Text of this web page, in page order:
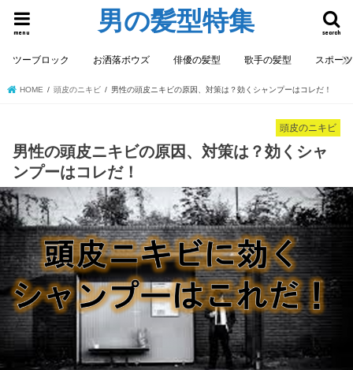
男の髪型特集 search
menu
ツーブロック お洒落ボウズ 俳優の髪型 歌手の髪型 スポー
HOME 頭皮のニキビ 男性の頭皮ニキビの原因、対策は？効くシャンプーはコレだ！
頭皮のニキビ
男性の頭皮ニキビの原因、対策は？効くシャ
ンプーはコレだ！